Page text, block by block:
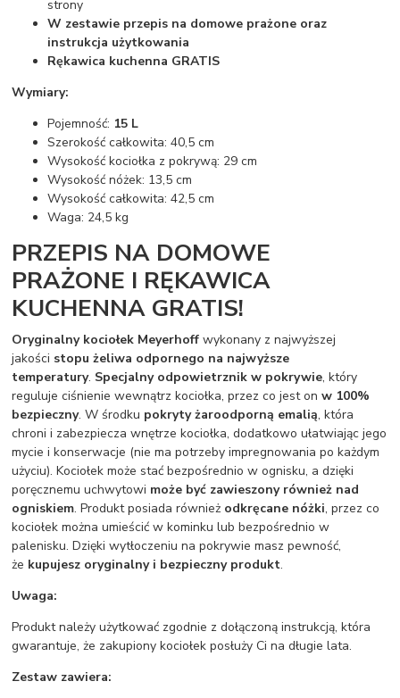
strony
W zestawie przepis na domowe prażone oraz
instrukcja użytkowania
Rękawica kuchenna GRATIS
Wymiary:
Pojemność: 15 L
Szerokość całkowita: 40,5 cm
Wysokość kociołka z pokrywą: 29 cm
Wysokość nóżek: 13,5 cm
Wysokość całkowita: 42,5 cm
Waga: 24,5 kg
PRZEPIS NA DOMOWE
PRAŻONE I RĘKAWICA
KUCHENNA GRATIS!
Oryginalny kociołek Meyerhoffwykonany z najwyższej
jakości stopu żeliwa odpornego na najwyższe
temperatury. Specjalny odpowietrznik w pokrywie, który
reguluje ciśnienie wewnątrz kociołka, przez co jest onw 100%
bezpieczny. W środku pokryty żaroodporną emalią, która
chroni i zabezpiecza wnętrze kociołka, dodatkowo ułatwiając jego
mycie i konserwacje (nie ma potrzeby impregnowania po każdym
użyciu). Kociołek może stać bezpośrednio w ognisku, a dzięki
poręcznemu uchwytowi może być zawieszony również nad
ogniskiem. Produkt posiada również odkręcane nóżki, przez co
kociołek można umieścić w kominku lub bezpośrednio w
palenisku. Dzięki wytłoczeniu na pokrywie masz pewność,
że kupujesz oryginalny i bezpieczny produkt.
Uwaga:
Produkt należy użytkować zgodnie z dołączoną instrukcją, która
gwarantuje, że zakupiony kociołek posłuży Ci na długie lata.
Zestaw zawiera: